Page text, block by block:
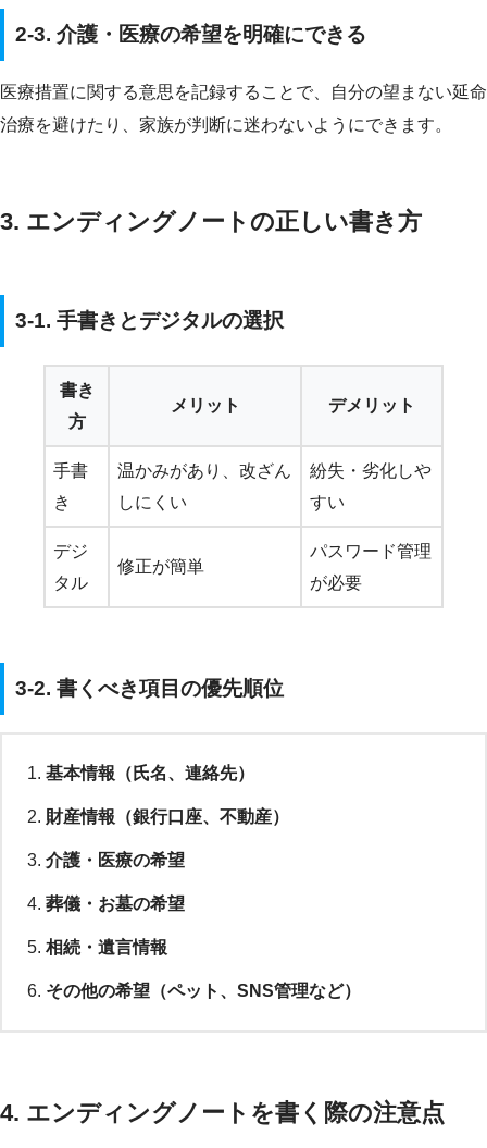
2-3. 介護・医療の希望を明確にできる
医療措置に関する意思を記録することで、自分の望まない延命
治療を避けたり、家族が判断に迷わないようにできます。
3. エンディングノートの正しい書き方
3-1. 手書きとデジタルの選択
書き
方
メリット デメリット
手書
き
温かみがあり、改ざん
しにくい
紛失・劣化しや
すい
デジ
タル
修正が簡単
パスワード管理
が必要
3-2. 書くべき項目の優先順位
基本情報（氏名、連絡先）
財産情報（銀行口座、不動産）
介護・医療の希望
葬儀・お墓の希望
相続・遺言情報
その他の希望（ペット、SNS管理など）
4. エンディングノートを書く際の注意点